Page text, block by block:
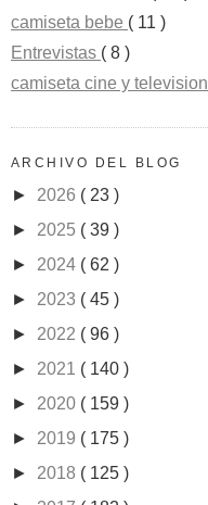
camiseta bebe ( 11 )
Entrevistas ( 8 )
camiseta cine y television
ARCHIVO DEL BLOG
► 2026 ( 23 )
► 2025 ( 39 )
► 2024 ( 62 )
► 2023 ( 45 )
► 2022 ( 96 )
► 2021 ( 140 )
► 2020 ( 159 )
► 2019 ( 175 )
► 2018 ( 125 )